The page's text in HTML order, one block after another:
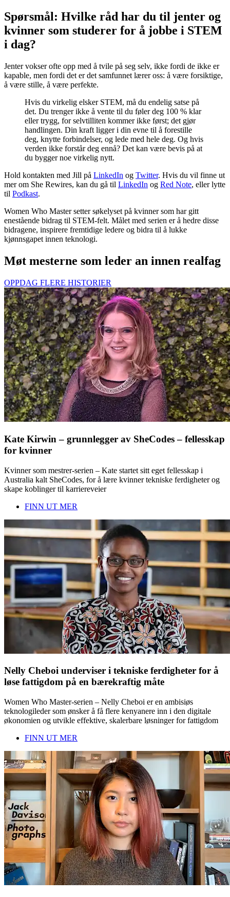
Spørsmål: Hvilke råd har du til jenter og
kvinner som studerer for å jobbe i STEM
i dag?
Jenter vokser ofte opp med å tvile på seg selv, ikke fordi de ikke er
kapable, men fordi det er det samfunnet lærer oss: å være forsiktige,
å være stille, å være perfekte.
Hvis du virkelig elsker STEM, må du endelig satse på
det. Du trenger ikke å vente til du føler deg 100 % klar
eller trygg, for selvtilliten kommer ikke først; det gjør
handlingen. Din kraft ligger i din evne til å forestille
deg, knytte forbindelser, og lede med hele deg. Og hvis
verden ikke forstår deg ennå? Det kan være bevis på at
du bygger noe virkelig nytt.
Hold kontakten med Jill på LinkedIn og Twitter. Hvis du vil finne ut
mer om She Rewires, kan du gå til LinkedIn og Red Note, eller lytte
til Podkast.
Women Who Master setter søkelyset på kvinner som har gitt
enestående bidrag til STEM-felt. Målet med serien er å hedre disse
bidragene, inspirere fremtidige ledere og bidra til å lukke
kjønnsgapet innen teknologi.
Møt mesterne som leder an innen realfag
OPPDAG FLERE HISTORIER
Kate Kirwin – grunnlegger av SheCodes – fellesskap
for kvinner
Kvinner som mestrer-serien – Kate startet sitt eget fellesskap i
Australia kalt SheCodes, for å lære kvinner tekniske ferdigheter og
skape koblinger til karriereveier
FINN UT MER
Nelly Cheboi underviser i tekniske ferdigheter for å
løse fattigdom på en bærekraftig måte
Women Who Master-serien – Nelly Cheboi er en ambisiøs
teknologileder som ønsker å få flere kenyanere inn i den digitale
økonomien og utvikle effektive, skalerbare løsninger for fattigdom
FINN UT MER